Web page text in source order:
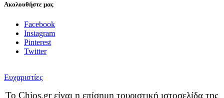
Ακολουθήστε μας
Facebook
Instagram
Pinterest
Twitter
Ευχαριστίες
Το Chios.gr είναι η επίσημη τουριστική ιστοσελίδα της